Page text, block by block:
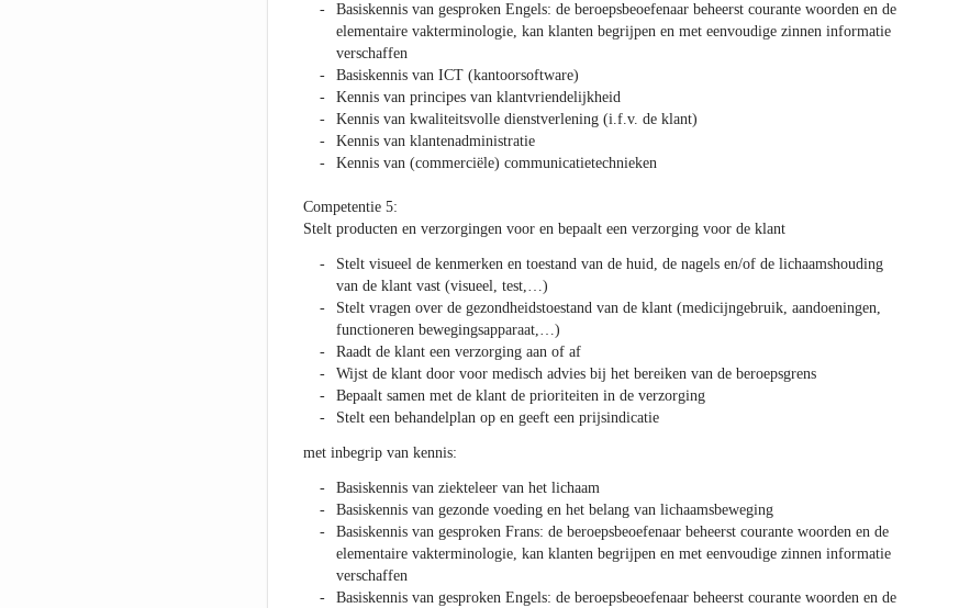
Basiskennis van gesproken Engels: de beroepsbeoefenaar beheerst courante woorden en de
elementaire vakterminologie, kan klanten begrijpen en met eenvoudige zinnen informatie
verschaffen
Basiskennis van ICT (kantoorsoftware)
Kennis van principes van klantvriendelijkheid
Kennis van kwaliteitsvolle dienstverlening (i.f.v. de klant)
Kennis van klantenadministratie
Kennis van (commerciële) communicatietechnieken
Competentie 5:
Stelt producten en verzorgingen voor en bepaalt een verzorging voor de klant
Stelt visueel de kenmerken en toestand van de huid, de nagels en/of de lichaamshouding
van de klant vast (visueel, test,…)
Stelt vragen over de gezondheidstoestand van de klant (medicijngebruik, aandoeningen,
functioneren bewegingsapparaat,…)
Raadt de klant een verzorging aan of af
Wijst de klant door voor medisch advies bij het bereiken van de beroepsgrens
Bepaalt samen met de klant de prioriteiten in de verzorging
Stelt een behandelplan op en geeft een prijsindicatie
met inbegrip van kennis:
Basiskennis van ziekteleer van het lichaam
Basiskennis van gezonde voeding en het belang van lichaamsbeweging
Basiskennis van gesproken Frans: de beroepsbeoefenaar beheerst courante woorden en de
elementaire vakterminologie, kan klanten begrijpen en met eenvoudige zinnen informatie
verschaffen
Basiskennis van gesproken Engels: de beroepsbeoefenaar beheerst courante woorden en de